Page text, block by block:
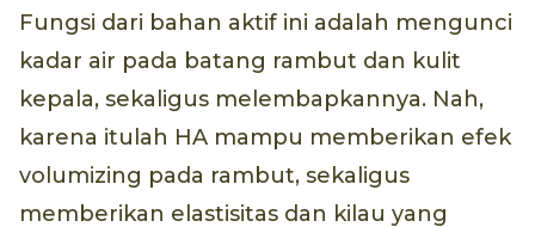
Fungsi dari bahan aktif ini adalah mengunci
kadar air pada batang rambut dan kulit
kepala, sekaligus melembapkannya. Nah,
karena itulah HA mampu memberikan efek
volumizing pada rambut, sekaligus
memberikan elastisitas dan kilau yang